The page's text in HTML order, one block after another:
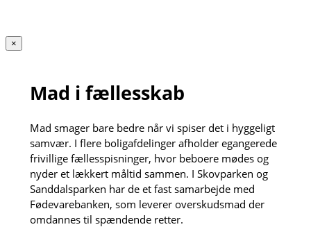
×
Mad i fællesskab
Mad smager bare bedre når vi spiser det i hyggeligt
samvær. I flere boligafdelinger afholder egangerede
frivillige fællesspisninger, hvor beboere mødes og
nyder et lækkert måltid sammen. I Skovparken og
Sanddalsparken har de et fast samarbejde med
Fødevarebanken, som leverer overskudsmad der
omdannes til spændende retter.